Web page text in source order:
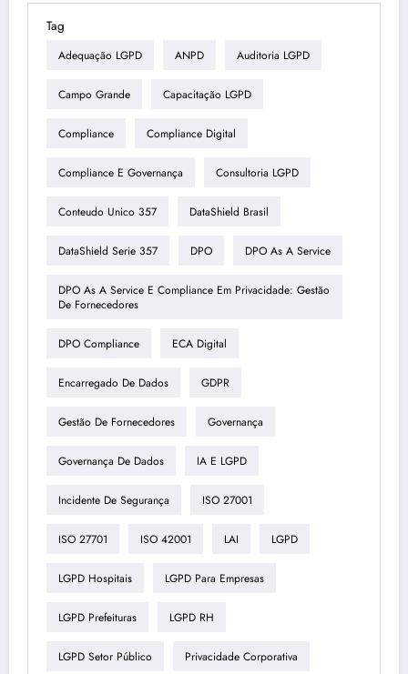
Tag
Adequação LGPD ANPD Auditoria LGPD
Campo Grande Capacitação LGPD
Compliance Compliance Digital
Compliance E Governança Consultoria LGPD
Conteudo Unico 357 DataShield Brasil
DataShield Serie 357 DPO DPO As A Service
DPO As A Service E Compliance Em Privacidade: Gestão
De Fornecedores
DPO Compliance ECA Digital
Encarregado De Dados GDPR
Gestão De Fornecedores Governança
Governança De Dados IA E LGPD
Incidente De Segurança ISO 27001
ISO 27701 ISO 42001 LAI LGPD
LGPD Hospitais LGPD Para Empresas
LGPD Prefeituras LGPD RH
LGPD Setor Público Privacidade Corporativa